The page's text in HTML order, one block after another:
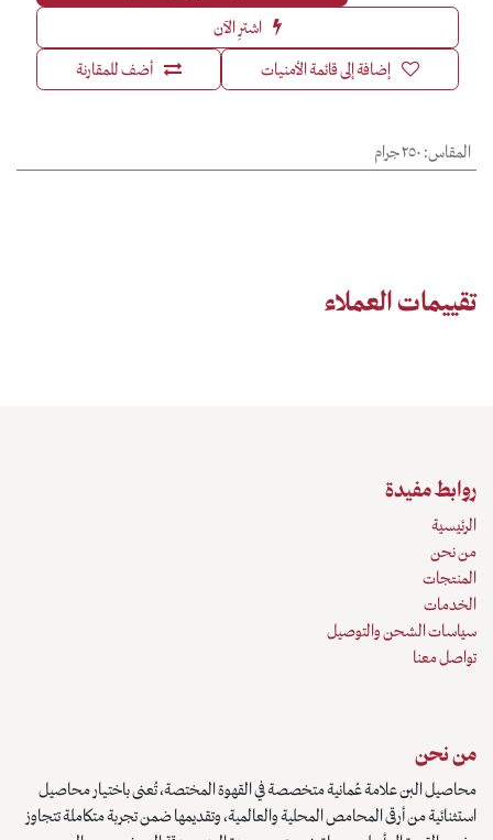
اشترِ الآن
أضف للمقارنة إضافة إلى قائمة الأمنيات
المقاس: ٢٥٠ جرام
تقييمات العملاء
روابط مفيدة
الرئيسية
من نحن
المنتجات
الخدمات
سياسات الشحن والتوصيل
تواصل معنا
من نحن
محاصيل البن علامة عُمانية متخصصة في القهوة المختصة، تُعنى باختيار محاصيل
استثنائية من أرقى المحامص المحلية والعالمية، وتقديمها ضمن تجربة متكاملة تتجاوز